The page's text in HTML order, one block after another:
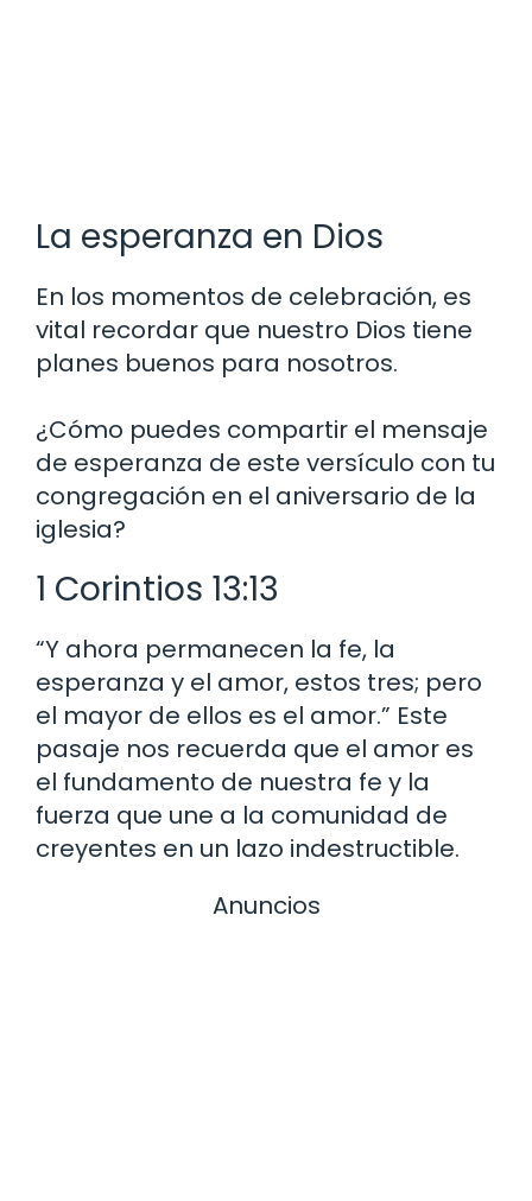
La esperanza en Dios
En los momentos de celebración, es
vital recordar que nuestro Dios tiene
planes buenos para nosotros.
¿Cómo puedes compartir el mensaje
de esperanza de este versículo con tu
congregación en el aniversario de la
iglesia?
1 Corintios 13:13
“Y ahora permanecen la fe, la
esperanza y el amor, estos tres; pero
el mayor de ellos es el amor.” Este
pasaje nos recuerda que el amor es
el fundamento de nuestra fe y la
fuerza que une a la comunidad de
creyentes en un lazo indestructible.
Anuncios